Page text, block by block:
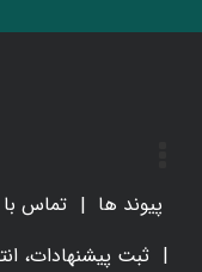
پیوند ها تماس با
ثبت پیشنهادات،